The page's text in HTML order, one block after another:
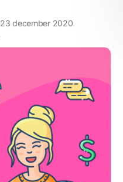
23 december 2020